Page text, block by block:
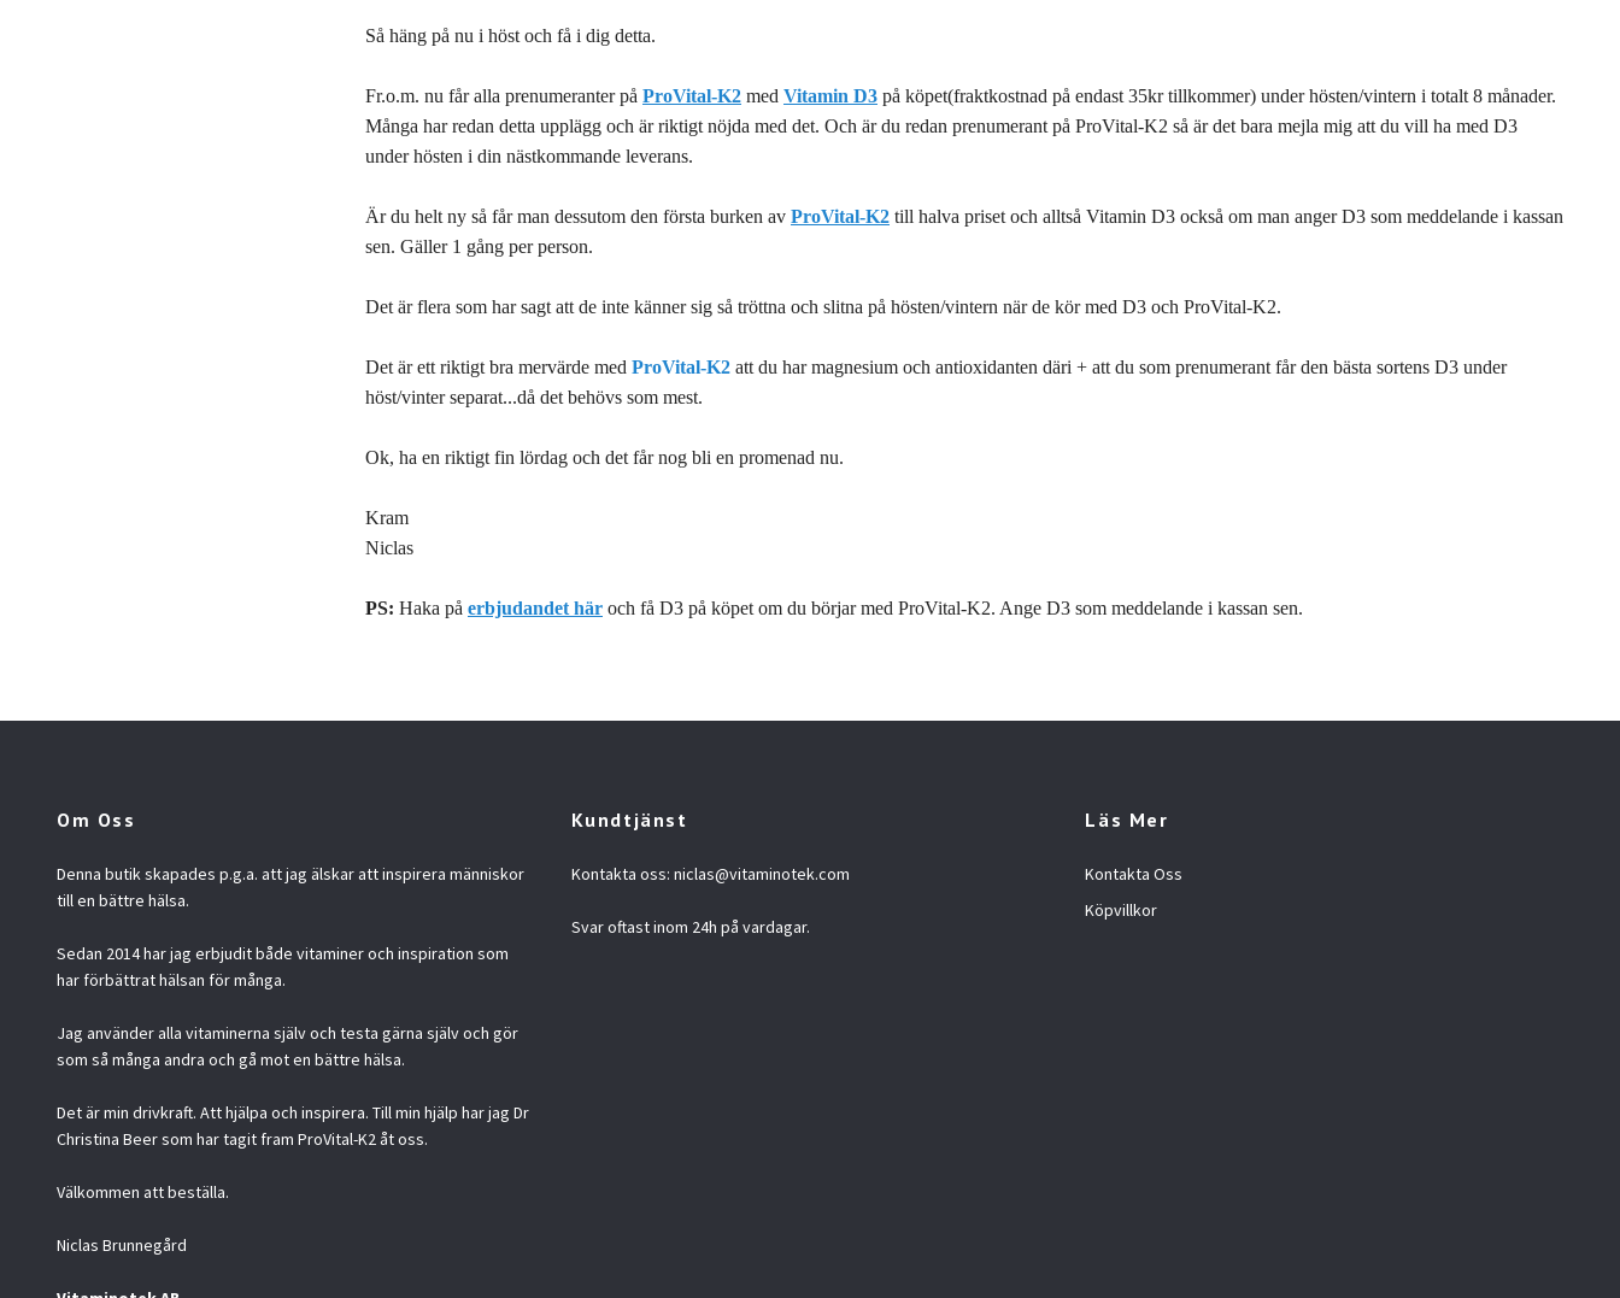
Så häng på nu i höst och få i dig detta.
Fr.o.m. nu får alla prenumeranter på ProVital-K2 med Vitamin D3 på köpet(fraktkostnad på endast 35kr tillkommer) under hösten/vintern i totalt 8 månader.
Många har redan detta upplägg och är riktigt nöjda med det. Och är du redan prenumerant på ProVital-K2 så är det bara mejla mig att du vill ha med D3
under hösten i din nästkommande leverans.
Är du helt ny så får man dessutom den första burken av ProVital-K2 till halva priset och alltså Vitamin D3 också om man anger D3 som meddelande i kassan
sen. Gäller 1 gång per person.
Det är flera som har sagt att de inte känner sig så tröttna och slitna på hösten/vintern när de kör med D3 och ProVital-K2.
Det är ett riktigt bra mervärde med ProVital-K2 att du har magnesium och antioxidanten däri + att du som prenumerant får den bästa sortens D3 under
höst/vinter separat...då det behövs som mest.
Ok, ha en riktigt fin lördag och det får nog bli en promenad nu.
Kram
Niclas
PS: Haka på erbjudandet här och få D3 på köpet om du börjar med ProVital-K2. Ange D3 som meddelande i kassan sen.
Om Oss
Denna butik skapades p.g.a. att jag älskar att inspirera människor
till en bättre hälsa.
Sedan 2014 har jag erbjudit både vitaminer och inspiration som
har förbättrat hälsan för många.
Jag använder alla vitaminerna själv och testa gärna själv och gör
som så många andra och gå mot en bättre hälsa.
Det är min drivkraft. Att hjälpa och inspirera. Till min hjälp har jag Dr
Christina Beer som har tagit fram ProVital-K2 åt oss.
Välkommen att beställa.
Niclas Brunnegård
Kundtjänst
Kontakta oss: niclas@vitaminotek.com
Svar oftast inom 24h på vardagar.
Läs Mer
Kontakta Oss
Köpvillkor